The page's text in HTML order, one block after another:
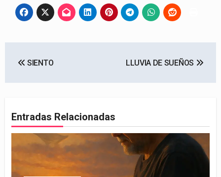
de SIENTO LLUVIA DE SUEÑOS
Entradas Relacionadas